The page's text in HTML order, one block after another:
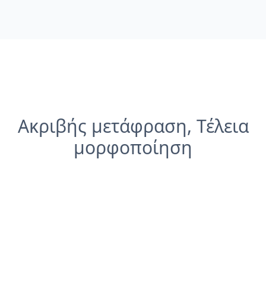
Ακριβής μετάφραση, Τέλεια
μορφοποίηση